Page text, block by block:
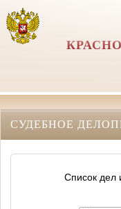
СУДЕБНОЕ
Список дел